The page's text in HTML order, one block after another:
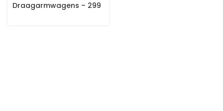
Draagarmwagens – 299